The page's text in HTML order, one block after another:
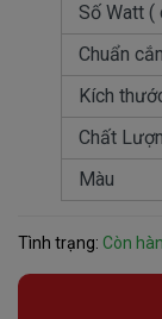
Số Watt (
Chuẩn
Kích
Chất
Màu
Tình trạng: Còn